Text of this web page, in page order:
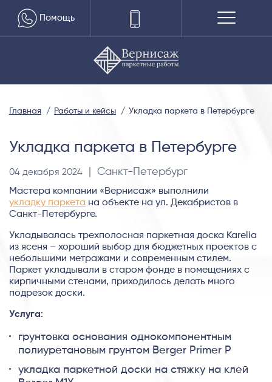
Помощь
Главная Работы и кейсы Укладка паркета в Петербурге
Укладка паркета в Петербурге
04 декабря 2024 | Санкт-Петербург
Мастера компании «Вернисаж» выполнили
укладку паркета на объекте на ул. Декабристов в
Санкт-Петербурге.
Укладывалась трехполосная паркетная доска Karelia
из ясеня – хороший выбор для бюджетных проектов с
небольшими метражами и современным стилем.
Паркет укладывали в старом фонде в помещениях с
кирпичными стенами, приходилось делать много
подрезок доски.
Услуга:
грунтовка основания однокомпонентным
полиуретановым грунтом Berger Primer P
укладка паркетной доски на стяжку на клей